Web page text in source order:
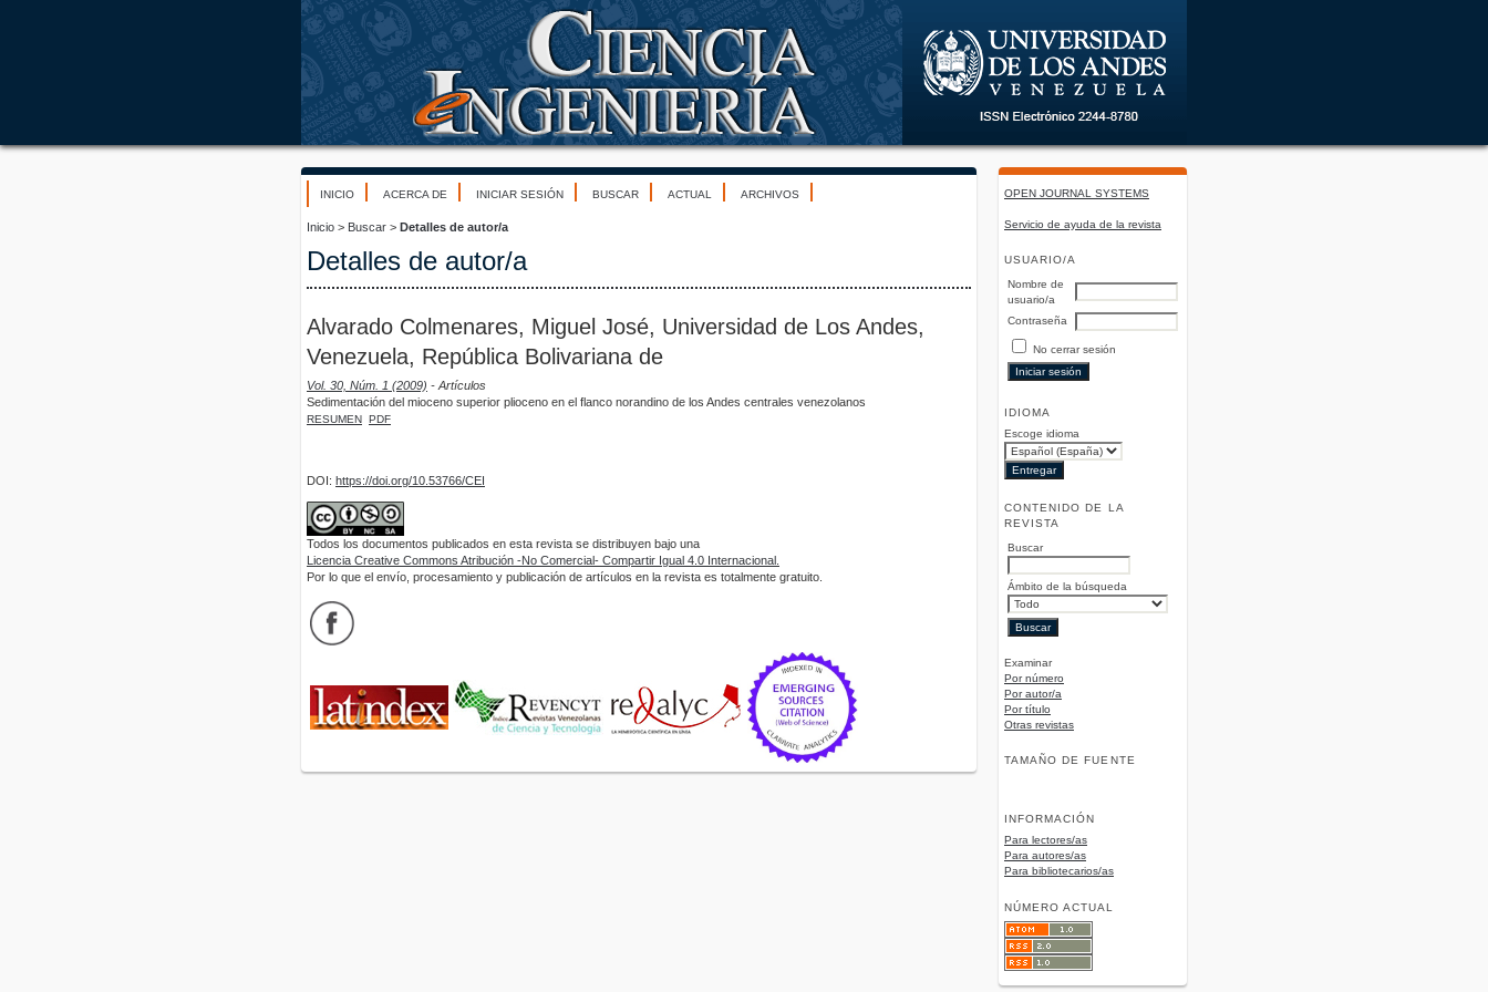
OPEN JOURNAL SYSTEMS
Servicio de ayuda de la revista
USUARIO/A
Nombre de
usuario/a
Contraseña
No cerrar sesión
IDIOMA
Escoge idioma
CONTENIDO DE LA
REVISTA
Buscar
Ámbito de la búsqueda
Examinar
Por número
Por autor/a
Por título
Otras revistas
TAMAÑO DE FUENTE
INFORMACIÓN
Para lectores/as
Para autores/as
Para bibliotecarios/as
NÚMERO ACTUAL
INICIO ACERCA DE INICIAR SESIÓN BUSCAR ACTUAL ARCHIVOS
Inicio > Buscar > Detalles de autor/a
Detalles de autor/a
Alvarado Colmenares, Miguel José, Universidad de Los Andes,
Venezuela, República Bolivariana de
Vol. 30, Núm. 1 (2009) - Artículos
Sedimentación del mioceno superior plioceno en el flanco norandino de los Andes centrales venezolanos
RESUMEN PDF
DOI: https://doi.org/10.53766/CEI
Todos los documentos publicados en esta revista se distribuyen bajo una
Licencia Creative Commons Atribución -No Comercial- Compartir Igual 4.0 Internacional.
Por lo que el envío, procesamiento y publicación de artículos en la revista es totalmente gratuito.